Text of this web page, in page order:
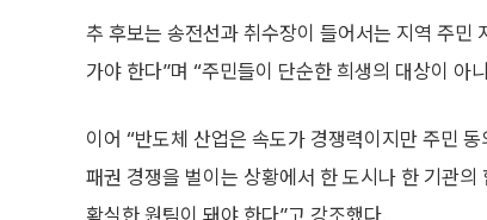
추 후보는 송전선과 취수장이 들어서는 지역 주민
가야 한다”며 “주민들이 단순한 희생의 대상이 아
이어 “반도체 산업은 속도가 경쟁력이지만 주민
패권 경쟁을 벌이는 상황에서 한 도시나 한 기관
확실한 원팀이 돼야 한다”고 강조했다.